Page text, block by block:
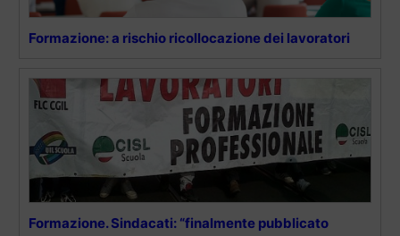
Formazione: a rischio ricollocazione dei lavoratori
Formazione. Sindacati: “finalmente pubblicato